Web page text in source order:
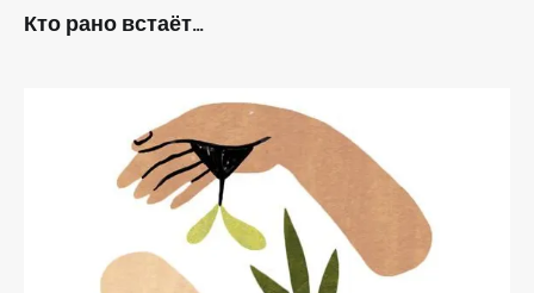
Кто рано встаёт…